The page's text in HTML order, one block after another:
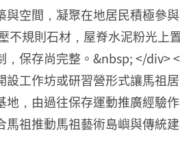
空間，凝聚在地居民積極參
規則石材，屋脊水泥粉光上
保存尚完整。&nbsp; </div>
工作坊或研習營形式讓馬祖
，由過往保存運動推廣經驗
祖推動馬祖藝術島嶼與傳統